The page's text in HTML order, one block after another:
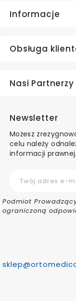
Informacje
Obsługa
Nasi Partnerzy
Newsletter
Możesz
celu należy
informacji prawnej.
Podmiot
ograniczoną